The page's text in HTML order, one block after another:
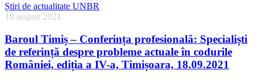
Știri de actualitate UNBR
18 august 2021
Baroul Timiș – Conferința profesională: Specialiști
de referință despre probleme actuale în codurile
României, ediția a IV-a, Timișoara, 18.09.2021